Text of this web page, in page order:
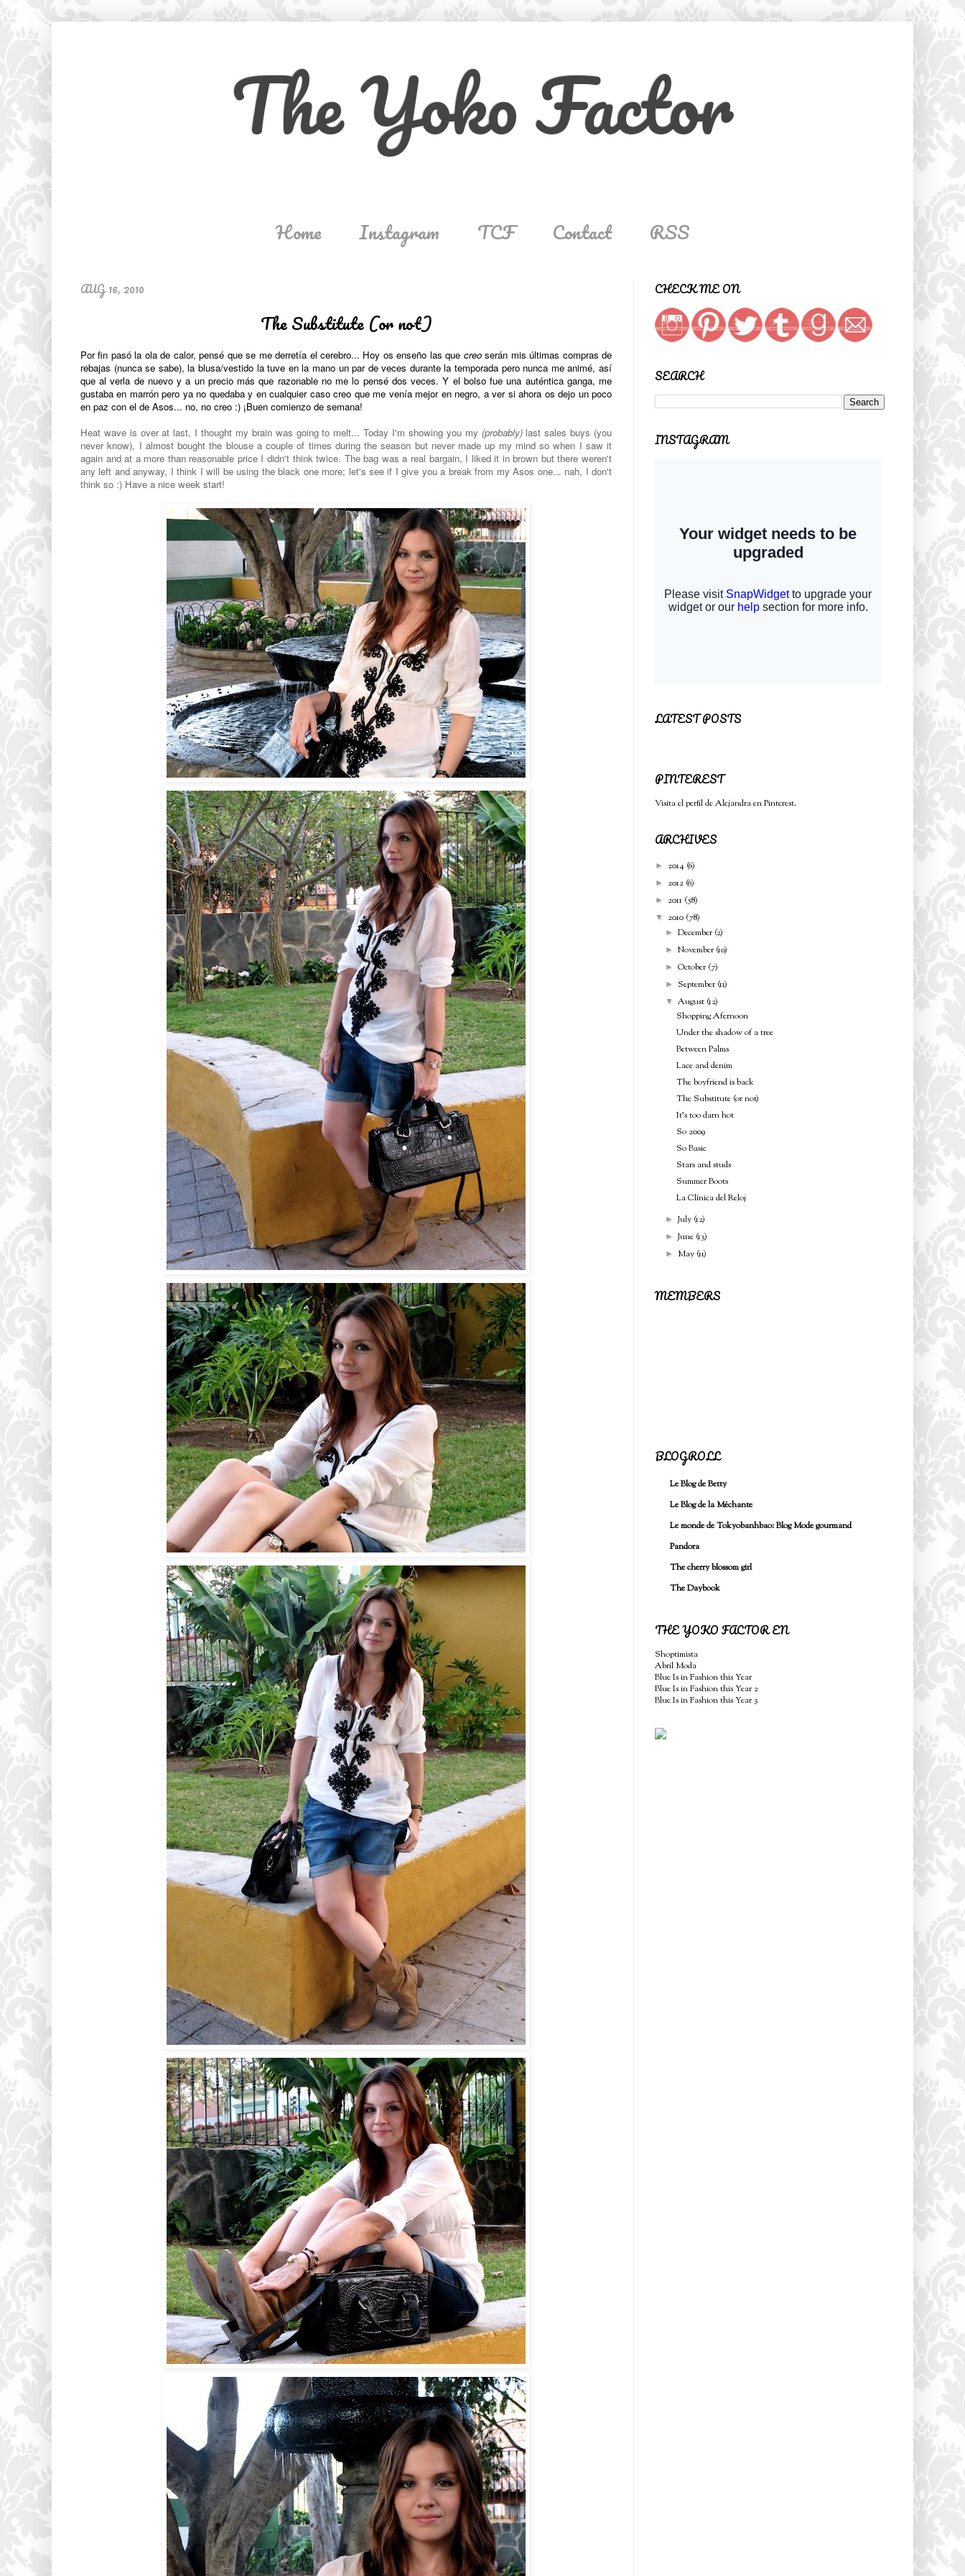
The Yoko Factor
Home Instagram TCF Contact RSS
AUG 16, 2010
The Substitute (or not)
Por fin pasó la ola de calor, pensé que se me derretía el cerebro... Hoy os enseño las que creoserán mis últimas compras de
rebajas (nunca se sabe), la blusa/vestido la tuve en la mano un par de veces durante la temporada pero nunca me animé, así
que al verla de nuevo y a un precio más que razonable no me lo pensé dos veces. Y el bolso fue una auténtica ganga, me
gustaba en marrón pero ya no quedaba y en cualquier caso creo que me venía mejor en negro, a ver si ahora os dejo un poco
en paz con el de Asos... no, no creo :) ¡Buen comienzo de semana!
Heat wave is over at last, I thought my brain was going to melt... Today I'm showing you my (probably) last sales buys (you
never know), I almost bought the blouse a couple of times during the season but never made up my mind so when I saw it
again and at a more than reasonable price I didn't think twice. The bag was a real bargain, I liked it in brown but there weren't
any left and anyway, I think I will be using the black one more; let's see if I give you a break from my Asos one... nah, I don't
think so :) Have a nice week start!
CHECK ME ON
SEARCH
INSTAGRAM
LATEST POSTS
PINTEREST
Visita el perfil de Alejandra en Pinterest.
ARCHIVES
► 2014 (6)
► 2012 (6)
► 2011 (58)
▼ 2010 (78)
►December (2)
►November (10)
►October (7)
► September (11)
▼ August (12)
Shopping Afernoon
Under the shadow of a tree
Between Palms
Lace and denim
The boyfriend is back
The Substitute (or not)
It's too darn hot
So 2009
So Basic
Stars and studs
Summer Boots
La Clínica del Reloj
►July (12)
►June (13)
► May (11)
MEMBERS
BLOGROLL
Le Blog de Betty
Le Blog de la Méchante
Le monde de Tokyobanhbao: Blog Mode gourmand
Pandora
The cherry blossom girl
The Daybook
THE YOKO FACTOR EN
Shoptimista
Abril Moda
Blue Is in Fashion this Year
Blue Is in Fashion this Year 2
Blue Is in Fashion this Year 3